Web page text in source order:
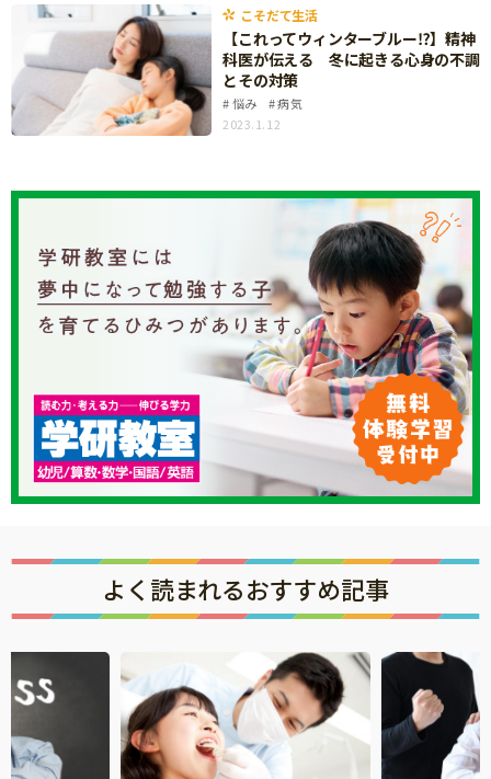
絵本・読み聞かせ
自由研究・工作
読書感想文
本・読書
習い事
知育
親子でいっしょに
人間関係
おでかけ
料理
健康
「こそだてまっぷ」とは
こそだて生活
【これってウィンターブルー⁉】精神
科医が伝える 冬に起きる心身の不調
とその対策
悩み
病気
2023.1.12
よく読まれるおすすめ記事